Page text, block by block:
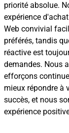
priorité absolue.
expérience
Web convivial
préférés, tandis
réactive est
demandes. Nous
efforçons
mieux répondre à
succès, et nous
expérience